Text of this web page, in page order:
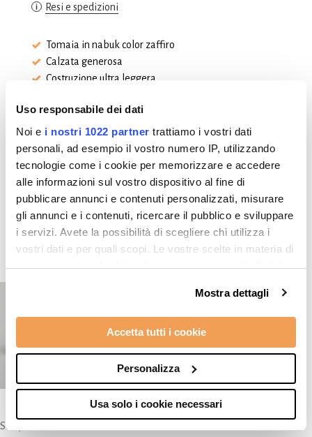
Uso responsabile dei dati
Noi e i nostri 1022 partner trattiamo i vostri dati
personali, ad esempio il vostro numero IP, utilizzando
tecnologie come i cookie per memorizzare e accedere
alle informazioni sul vostro dispositivo al fine di
pubblicare annunci e contenuti personalizzati, misurare
gli annunci e i contenuti, ricercare il pubblico e sviluppare
i servizi. Avete la possibilità di scegliere chi utilizza i
vostri dati e per quali scopi. Le vostre scelte in materia di
privacy sono applicabili solo su questa proprietà digitale
modificare o revocare il proprio consenso in qualsiasi
momento dalla Dichiarazione sui cookie o facendo clic
sull'icona di attivazione della privacy.
Con il tuo consenso, vorremmo anche:
raccogliere informazioni sulla tua posizione
geografica, con un'approssimazione di qualche
metro,
Mostra dettagli
Accetta tutti i cookie
Personalizza
Usa solo i cookie necessari
Resi e spedizioni
Tomaia in nabuk color zaffiro
Calzata generosa
Costruzione ultra leggera
Prodotti in evidenza
Scarpe Uomo